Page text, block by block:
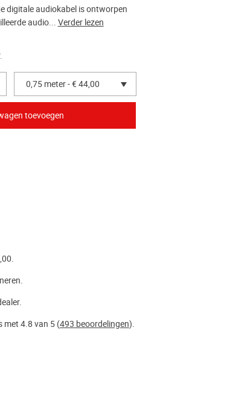
digitale audiokabel is ontworpen
audio... Verder lezen
0,75 meter - € 44,00
met 4.8 van 5 (493 beoordelingen).